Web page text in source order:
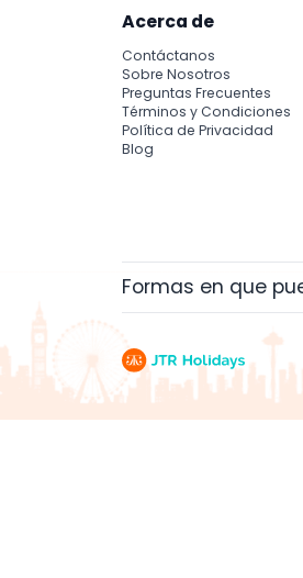
Acerca de
Contáctanos
Sobre Nosotros
Preguntas Frecuentes
Términos y Condiciones
Política de Privacidad
Blog
Formas en que